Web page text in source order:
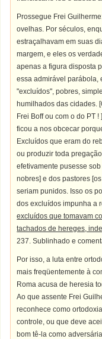
Prossegue Frei
ovelhas. Por séculos,
estraçalhavam em suas
margem, e eles os
apenas a figura disposta
essa admirável parábola,
"excluídos", pobres,
humilhados das cidades.
Frei Boff ou com o do PT
ficou a nos obcecar
Excluídos que eram do
ou produzir toda
efetivamente pusesse
nobres] e dos pastores
seriam punidos. Isso os
dos excluídos impunha a
excluídos que tomavam
tachados de hereges,
237. Sublinhado e
Por isso, a luta entre
mais freqüentemente à
Roma acusa de heresia
Ao que assente Frei
reconhece como
controle, ou que deve
bom tê-la como